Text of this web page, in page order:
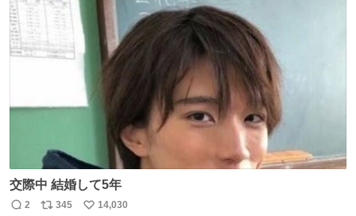
の配線をハンダで修理している横で、
ト
交際中 結婚して5年
返
2
リ
345
い
14,030